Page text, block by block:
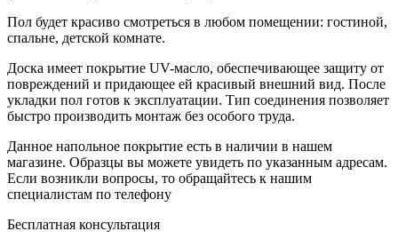
Пол будет красиво смотреться в любом помещении: гостиной,
спальне, детской комнате.
Доска имеет покрытие UV-масло, обеспечивающее защиту от
повреждений и придающее ей красивый внешний вид. После
укладки пол готов к эксплуатации. Тип соединения позволяет
быстро производить монтаж без особого труда.
Данное напольное покрытие есть в наличии в нашем
магазине. Образцы вы можете увидеть по указанным адресам.
Если возникли вопросы, то обращайтесь к нашим
специалистам по телефону
Бесплатная консультация